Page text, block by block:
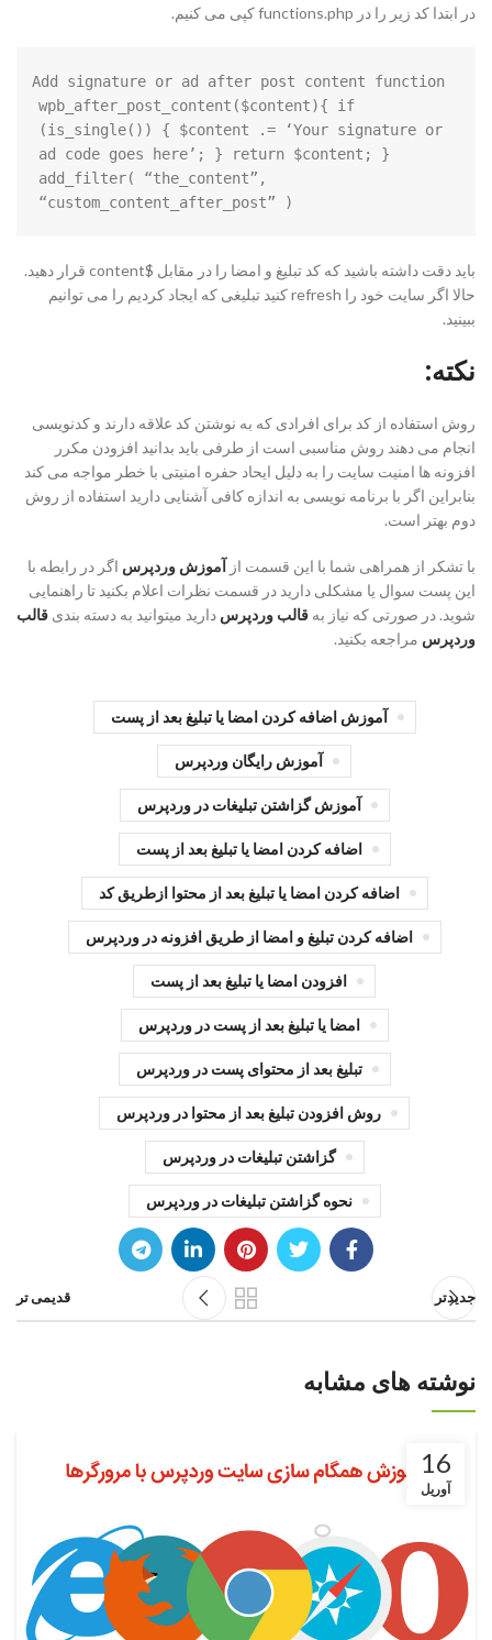
در ابتدا کد زیر را در functions.php کپی می کنیم.
Add signature or ad after post content function
wpb_after_post_content($content){ if
(is_single()) { $content .= ‘Your signature or
ad code goes here’; } return $content; }
add_filter( “the_content”,
“custom_content_after_post” )
باید دقت داشته باشید که کد تبلیغ و امضا را در مقابل $content قرار دهید.
حالا اگر سایت خود را refresh کنید تبلیغی که ایجاد کردیم را می توانیم
ببینید.
نکته:
روش استفاده از کد برای افرادی که به نوشتن کد علاقه دارند و کدنویسی
انجام می دهند روش مناسبی است از طرفی باید بدانید افزودن مکرر
افزونه ها امنیت سایت را به دلیل ایحاد حفره امنیتی با خطر مواجه می کند
بنابراین اگر با برنامه نویسی به اندازه کافی آشنایی دارید استفاده از روش
دوم بهتر است.
با تشکر از همراهی شما با این قسمت از آموزش وردپرس اگر در رابطه با
این پست سوال یا مشکلی دارید در قسمت نظرات اعلام بکنید تا راهنمایی
شوید. در صورتی که نیاز به قالب وردپرس دارید میتوانید به دسته بندی قالب
وردپرس مراجعه بکنید.
آموزش اضافه کردن امضا یا تبلیغ بعد از پست
آموزش رایگان وردپرس
آموزش گزاشتن تبلیغات در وردپرس
اضافه کردن امضا یا تبلیغ بعد از پست
اضافه کردن امضا یا تبلیغ بعد از محتوا ازطریق کد
اضافه کردن تبلیغ و امضا از طریق افزونه در وردپرس
افزودن امضا یا تبلیغ بعد از پست
امضا یا تبلیغ بعد از پست در وردپرس
تبلیغ بعد از محتوای پست در وردپرس
روش افزودن تبلیغ بعد از محتوا در وردپرس
گزاشتن تبلیغات در وردپرس
نحوه گزاشتن تبلیغات در وردپرس
جدیدتر قدیمی تر
نوشته های مشابه
16
آوریل